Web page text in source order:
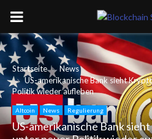
PRIMARY
MENU
Startseite
News
US-amerikanische Bank sieht
Politik wieder aufleben
Altcoin News Regulierung
US-amerikanische Bank